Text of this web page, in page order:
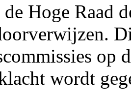
Hoge Raad
op
wordt